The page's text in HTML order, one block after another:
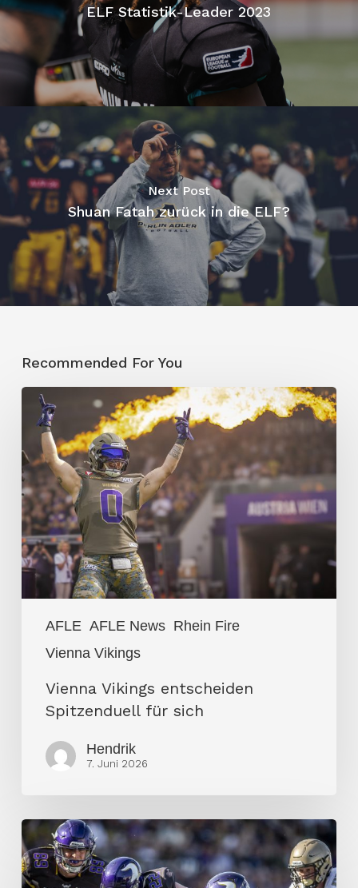
ELF Statistik-Leader 2023
Next Post
Shuan Fatah zurück in die ELF?
Recommended For You
AFLE AFLE News Rhein Fire
Vienna Vikings
Vienna
Vikings
entscheiden
Spitzenduell
für
sich
Vienna Vikings entscheiden
Spitzenduell für sich
Hendrik
7. Juni 2026
Vienna
Vikings
dominieren